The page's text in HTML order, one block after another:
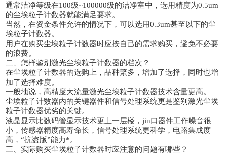
通常洁净等级在100级~100000级的洁净室中，选用精度为0.5um
的尘埃粒子计数器就能满足要求。
当然，在资金条件允许的情况下，可以选用0.3um甚至以下的尘
埃粒子计数器。
用户在购买尘埃粒子计数器时应按自己的需求购买，避免不必要
的浪费。
二、怎样鉴别激光尘埃粒子计数器的档次？
在尘埃粒子计数器的选购上，品种繁多，增加了选择，同时也增
加了选择难度。
一般地说，高精度大流量激光尘埃粒子计数器技术含量更高。
尘埃粒子计数器内的关键器件和信号处理系统更是鉴别激光尘埃
粒子计数器优劣的关键。
液晶显示比数码管显示技术更上一层楼，jin口器件工作噪音很
小，传感器精度高寿命长，信号处理系统更科学，电路集成度
高，“抗盗版”能力*。
三、实际购买尘埃粒子计数器时应注意的问题有哪些？